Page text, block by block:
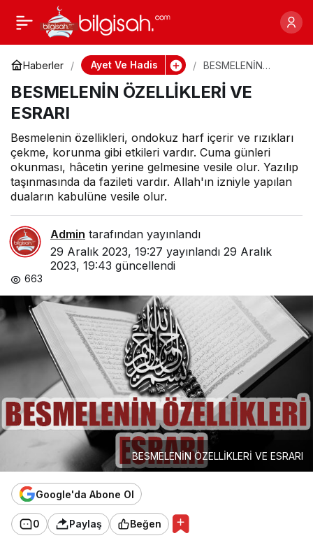
Haberler Ayet Ve Hadis
BESMELENİN
ESRARI
BESMELENİN ÖZELLİKLERİ VE
ESRARI
Besmelenin özellikleri, ondokuz harf içerir ve rızıkları
çekme, korunma gibi etkileri vardır. Cuma günleri
okunması, hâcetin yerine gelmesine vesile olur. Yazılıp
taşınmasında da fazileti vardır. Allah'ın izniyle yapılan
duaların kabulüne vesile olur.
Admin tarafından yayınlandı
29 Aralık 2023, 19:27 yayınlandı 29 Aralık
2023, 19:43 güncellendi
663
BESMELENİN ÖZELLİKLERİ VE ESRARI
Google'da Abone Ol
0 Paylaş Beğen
BESMELENİN
ÖZELLİKLERİ VE ESRARI
0